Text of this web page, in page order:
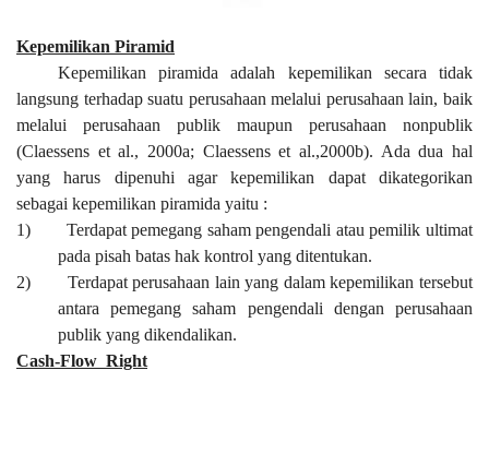
Kepemilikan Piramid
Kepemilikan piramida adalah kepemilikan secara tidak
langsung terhadap suatu perusahaan melalui perusahaan lain, baik
melalui perusahaan publik maupun perusahaan nonpublik
(Claessens et al., 2000a; Claessens et al.,2000b). Ada dua hal
yang harus dipenuhi agar kepemilikan dapat dikategorikan
sebagai kepemilikan piramida yaitu :
1)
Terdapat pemegang saham pengendali atau pemilik ultimat
pada pisah batas hak kontrol yang ditentukan.
2)
Terdapat perusahaan lain yang dalam kepemilikan tersebut
antara pemegang saham pengendali dengan perusahaan
publik yang dikendalikan.
Cash-Flow Right